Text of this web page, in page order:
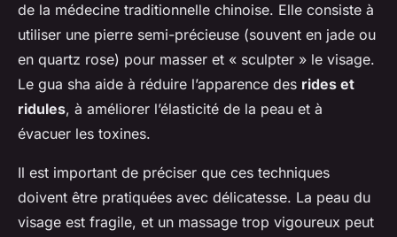
de la médecine traditionnelle chinoise. Elle consiste à
utiliser une pierre semi-précieuse (souvent en jade ou
en quartz rose) pour masser et « sculpter » le visage.
Le gua sha aide à réduire l’apparence des rides et
ridules, à améliorer l’élasticité de la peau et à
évacuer les toxines.
Il est important de préciser que ces techniques
doivent être pratiquées avec délicatesse. La peau du
visage est fragile, et un massage trop vigoureux peut